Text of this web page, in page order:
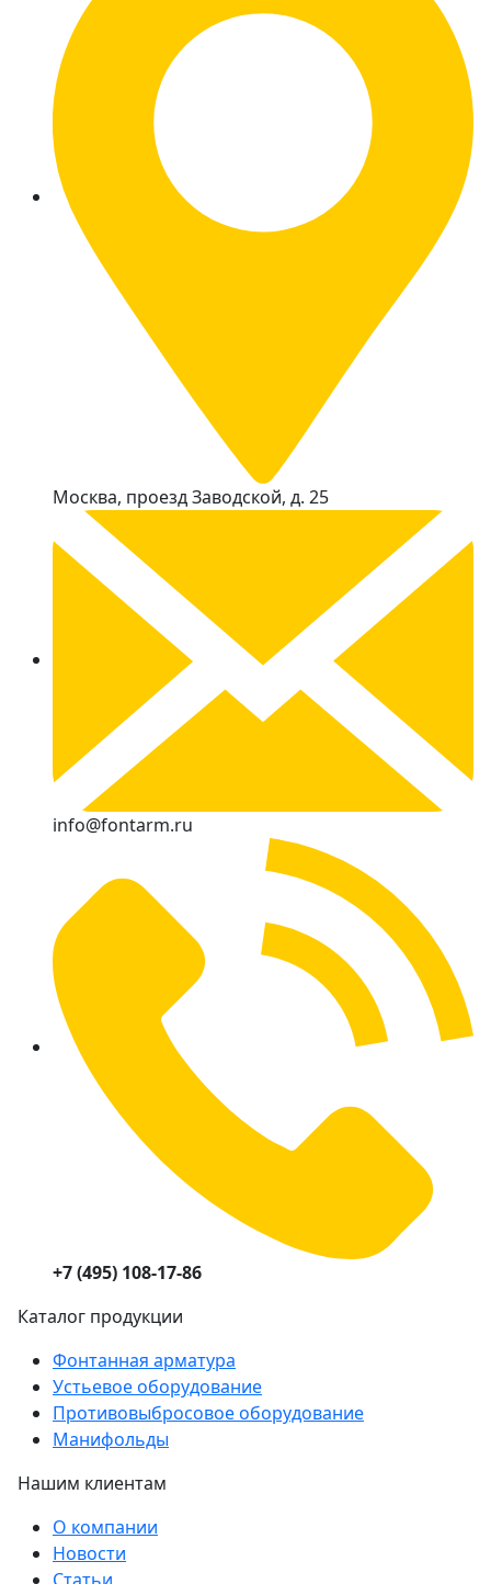
Москва, проезд Заводской, д. 25
info@fontarm.ru
+7 (495) 108-17-86
Каталог продукции
Фонтанная арматура
Устьевое оборудование
Противовыбросовое оборудование
Манифольды
Нашим клиентам
О компании
Новости
Статьи